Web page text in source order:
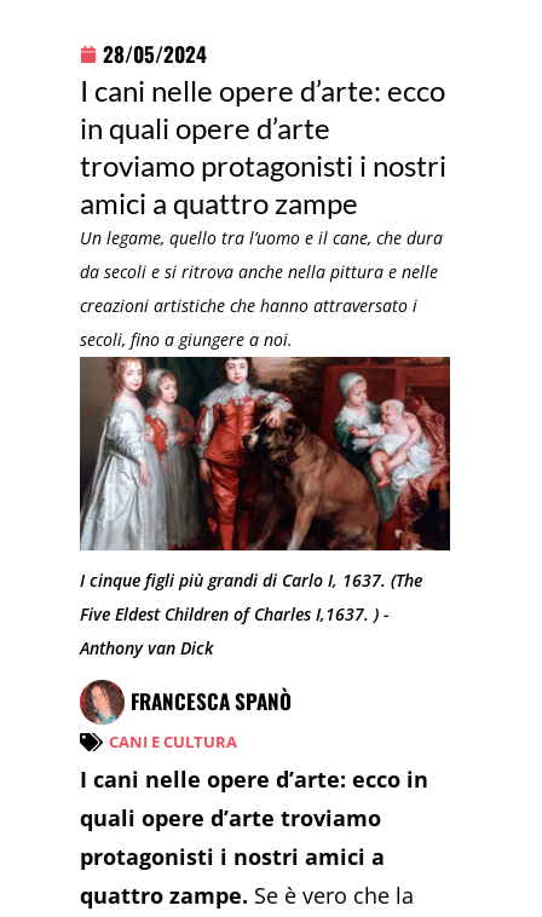
28/05/2024
I cani nelle opere d’arte: ecco
in quali opere d’arte
troviamo protagonisti i nostri
amici a quattro zampe
Un legame, quello tra l’uomo e il cane, che dura
da secoli e si ritrova anche nella pittura e nelle
creazioni artistiche che hanno attraversato i
secoli, fino a giungere a noi.
I cinque figli più grandi di Carlo I, 1637. (The
Five Eldest Children of Charles I,1637. ) -
Anthony van Dick
FRANCESCA SPANÒ
CANI E CULTURA
I cani nelle opere d’arte: ecco in
quali opere d’arte troviamo
protagonisti i nostri amici a
quattro zampe. Se è vero che la